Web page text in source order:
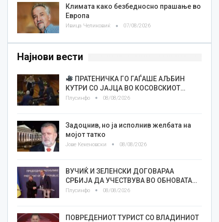
Климата како безбедносно прашање во
Европа
Ивица Челиковиќ 07/08/2026
Најнови вести
ПРАТЕНИЧКА ГО ГАЃАШЕ АЉБИН
КУТРИ СО ЈАЈЦА ВО КОСОВСКИОТ…
Плусинфо 08/08/2026
Задоцнив, но ја исполнив желбата на
мојот татко
Јове Кекеновски 08/08/2026
ВУЧИЌ И ЗЕЛЕНСКИ ДОГОВАРАА
СРБИЈА ДА УЧЕСТВУВА ВО ОБНОВАТА…
Плусинфо 08/08/2026
ПОВРЕДЕНИОТ ТУРИСТ СО ВЛАДИНИОТ